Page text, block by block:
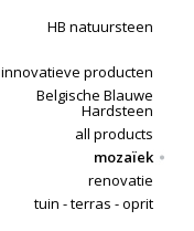
HB natuursteen
innovatieve producten
Belgische Blauwe
Hardsteen
all products
mozaïek
renovatie
tuin - terras - oprit